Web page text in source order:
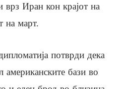
врз Иран кон крајот на
на март.
потврди дека
американските бази во